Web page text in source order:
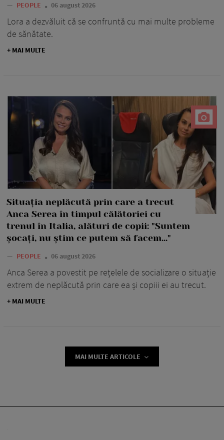
— PEOPLE 06 august 2026
Lora a dezvăluit că se confruntă cu mai multe probleme
de sănătate.
+ MAI MULTE
Situația neplăcută prin care a trecut
Anca Serea în timpul călătoriei cu
trenul în Italia, alături de copii: "Suntem
șocați, nu știm ce putem să facem..."
— PEOPLE 06 august 2026
Anca Serea a povestit pe rețelele de socializare o situație
extrem de neplăcută prin care ea și copiii ei au trecut.
+ MAI MULTE
MAI MULTE ARTICOLE